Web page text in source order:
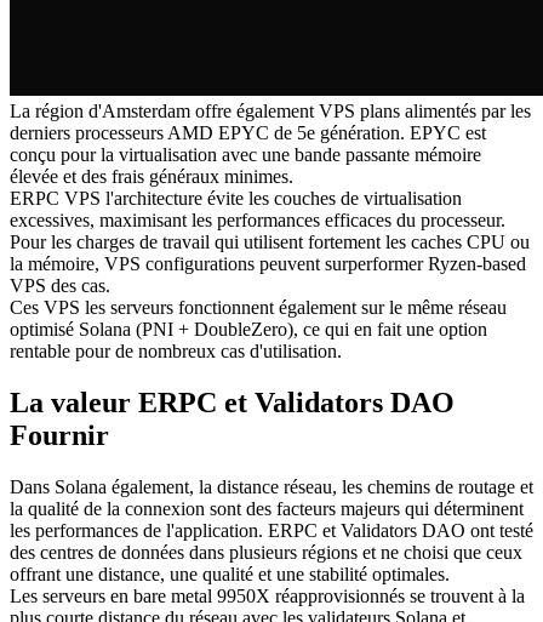
La région d'Amsterdam offre également VPS plans alimentés par les
derniers processeurs AMD EPYC de 5e génération. EPYC est
conçu pour la virtualisation avec une bande passante mémoire
élevée et des frais généraux minimes.
ERPC VPS l'architecture évite les couches de virtualisation
excessives, maximisant les performances efficaces du processeur.
Pour les charges de travail qui utilisent fortement les caches CPU ou
la mémoire, VPS configurations peuvent surperformer Ryzen-based
VPS des cas.
Ces VPS les serveurs fonctionnent également sur le même réseau
optimisé Solana (PNI + DoubleZero), ce qui en fait une option
rentable pour de nombreux cas d'utilisation.
La valeur ERPC et Validators DAO
Fournir
Dans Solana également, la distance réseau, les chemins de routage et
la qualité de la connexion sont des facteurs majeurs qui déterminent
les performances de l'application. ERPC et Validators DAO ont testé
des centres de données dans plusieurs régions et ne choisi que ceux
offrant une distance, une qualité et une stabilité optimales.
Les serveurs en bare metal 9950X réapprovisionnés se trouvent à la
plus courte distance du réseau avec les validateurs Solana et